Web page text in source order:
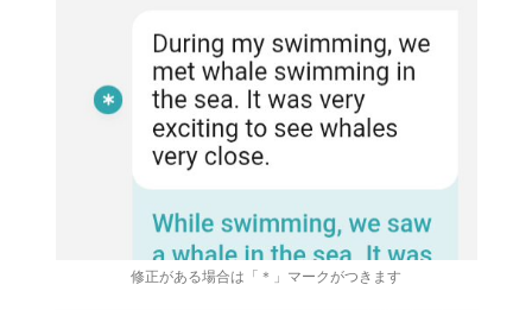
修正がある場合は「＊」マークがつきます